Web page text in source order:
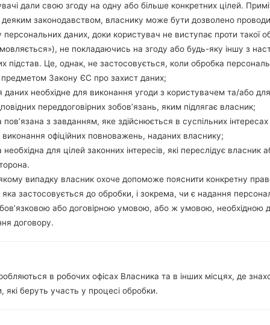
118.3 x 66.5 міліметрів (4.66
120 грам (4.23 унції)
Android 4.0 Ice Cream
Апаратне забезпечення
800 MHz Cortex-A5
-
512MB
4GB
microSD, до 32 GB
2 Міні SIM
GSM 850/900/1800/1900 MHz
-
-
GPRS, EDGE, HSDPA, UMTS
4.0 in (~60.6%
320 x 480 пікселів (~144
16M кольорів
Акамулятор і клавіатура
дали свою згоду на одну або більше конкретних цілей.
деяким законодавством, власнику може бути дозволено
персональних даних, доки користувач не виступає проти такої
не покладаючись на згоду або будь-яку іншу з
підстав. Це, однак, не застосовується, коли обробка
предметом Закону ЄС про захист даних;
даних необхідне для виконання угоди з користувачем та/або
переддоговірних зобов’язань, яким підлягає власник;
пов’язана з завданням, яке здійснюється в суспільних
виконання офіційних повноважень, наданих власнику;
необхідна для цілей законних інтересів, які переслідує власник
випадку власник охоче допоможе пояснити конкретну
застосовується до обробки, і зокрема, чи є надання
або договірною умовою, або ж умовою, необхідною
договору.
в робочих офісах Власника та в інших місцях, де
які беруть участь у процесі обробки.